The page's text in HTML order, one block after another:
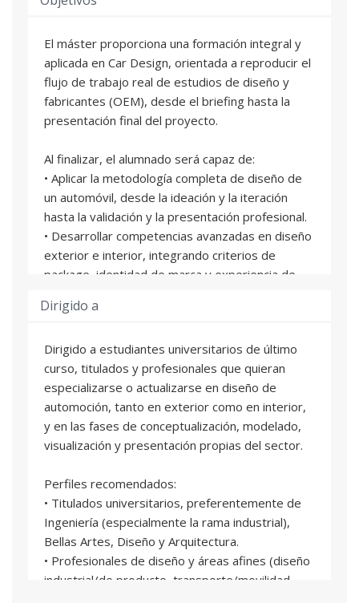
El máster proporciona una formación integral y
aplicada en Car Design, orientada a reproducir el
flujo de trabajo real de estudios de diseño y
fabricantes (OEM), desde el briefing hasta la
presentación final del proyecto.
Al finalizar, el alumnado será capaz de:
• Aplicar la metodología completa de diseño de
un automóvil, desde la ideación y la iteración
hasta la validación y la presentación profesional.
• Desarrollar competencias avanzadas en diseño
exterior e interior, integrando criterios de
package, identidad de marca y experiencia de
• Perfeccionar habilidades técnicas en sketching
y prototipado (clay e impresión 3D), renderizado
y animación/vídeo, incluyendo el uso aplicado de
IA generativa orientada a productividad y calidad.
• Seleccionar y utilizar software especializado
(2D y 3D), comprendiendo los flujos de trabajo,
las compatibilidades y los criterios de uso en
• Evaluar y comunicar el diseño mediante render
avanzado, realidad virtual y técnicas de
simulación para la toma de decisiones y la
presentación del producto.
• Desarrollar proyectos completos de
transportation y car design con entregables de
Dirigido a
Dirigido a estudiantes universitarios de último
curso, titulados y profesionales que quieran
especializarse o actualizarse en diseño de
automoción, tanto en exterior como en interior,
y en las fases de conceptualización, modelado,
visualización y presentación propias del sector.
Perfiles recomendados:
• Titulados universitarios, preferentemente de
Ingeniería (especialmente la rama industrial),
Bellas Artes, Diseño y Arquitectura.
• Profesionales de diseño y áreas afines (diseño
industrial/de producto, transporte/movilidad,